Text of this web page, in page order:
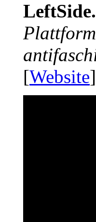
[Website